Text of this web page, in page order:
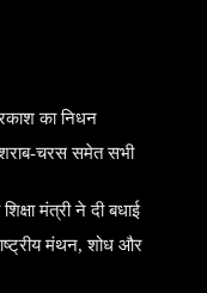
का निधन
शराब-चरस समेत सभी
मंत्री ने दी बधाई
मंथन, शोध और